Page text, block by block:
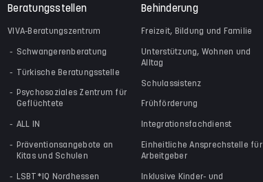
Beratungsstellen
VIVA-Beratungszentrum
Schwangerenberatung
Türkische Beratungsstelle
Psychosoziales Zentrum für
Geflüchtete
ALL IN
Präventionsangebote an
Kitas und Schulen
LSBT*IQ Nordhessen
Behinderung
Freizeit, Bildung und Familie
Unterstützung, Wohnen und
Alltag
Schulassistenz
Frühförderung
Integrationsfachdienst
Einheitliche Ansprechstelle für
Arbeitgeber
Inklusive Kinder- und